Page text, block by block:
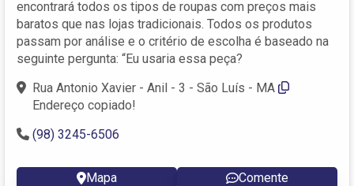
encontrará todos os tipos de roupas com preços mais
baratos que nas lojas tradicionais. Todos os produtos
passam por análise e o critério de escolha é baseado na
seguinte pergunta: “Eu usaria essa peça?
Rua Antonio Xavier - Anil - 3 - São Luís - MA
Endereço copiado!
(98) 3245-6506
Mapa Comente